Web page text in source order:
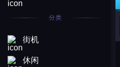
分类
街机
休闲